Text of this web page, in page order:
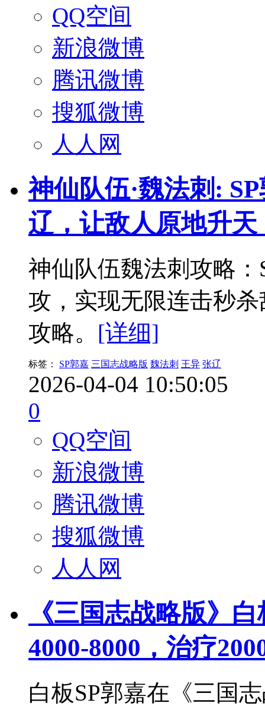
QQ空间
新浪微博
腾讯微博
搜狐微博
人人网
神仙队伍·魏法刺:
辽，让敌人原地升
神仙队伍魏法刺攻略
攻，实现无限连击秒
攻略。 [详细]
标签： SP郭嘉 三国志战略版 魏法刺 王异 张辽
2026-04-04 10:50:05
0
QQ空间
新浪微博
腾讯微博
搜狐微博
人人网
《三国志战略版》
4000-8000，治疗
白板SP郭嘉在《三国